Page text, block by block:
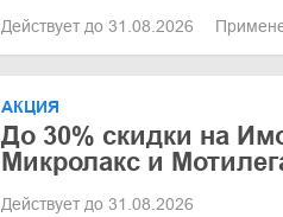
Действует до 31.08.2026
АКЦИЯ
До 30% скидки на
Микролакс и
Действует до 31.08.2026